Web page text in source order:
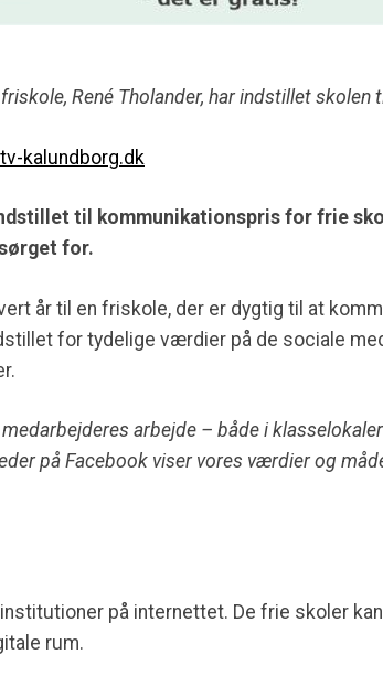
René Tholander, har indstillet skolen
kalundborg.dk
til kommunikationspris for frie
for.
år til en friskole, der er dygtig til at
for tydelige værdier på de sociale
arbejde – både i
på Facebook viser vores værdier og
på internettet. De frie skoler
rum.